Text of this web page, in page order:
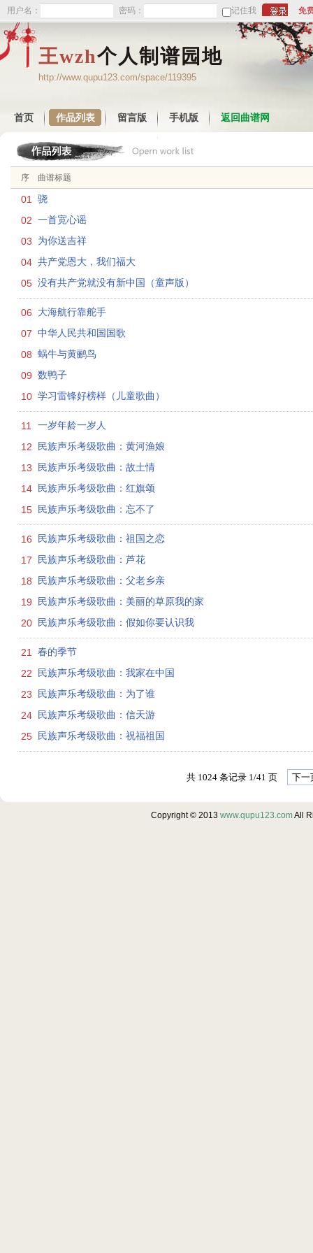
用户名： 密码： 记住我 免
王wzh个人制谱园地
http://www.qupu123.com/space/119395
首页 作品列表 留言版 手机版 返回曲谱网
序 曲谱标题
01 骁
02 一首宽心谣
03 为你送吉祥
04 共产党恩大，我们福大
05 没有共产党就没有新中国（童声版）
06 大海航行靠舵手
07 中华人民共和国国歌
08 蜗牛与黄鹂鸟
09 数鸭子
10 学习雷锋好榜样（儿童歌曲）
11 一岁年龄一岁人
12 民族声乐考级歌曲：黄河渔娘
13 民族声乐考级歌曲：故土情
14 民族声乐考级歌曲：红旗颂
15 民族声乐考级歌曲：忘不了
16 民族声乐考级歌曲：祖国之恋
17 民族声乐考级歌曲：芦花
18 民族声乐考级歌曲：父老乡亲
19 民族声乐考级歌曲：美丽的草原我的家
20 民族声乐考级歌曲：假如你要认识我
21 春的季节
22 民族声乐考级歌曲：我家在中国
23 民族声乐考级歌曲：为了谁
24 民族声乐考级歌曲：信天游
25 民族声乐考级歌曲：祝福祖国
共 1024 条记录 1/41 页 下一
Copyright © 2013 www.qupu123.comAll